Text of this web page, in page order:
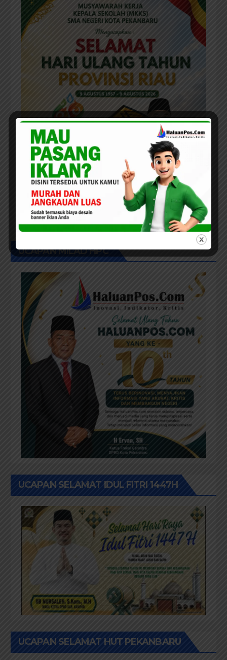
UCAPAN MILAD HPC
UCAPAN SELAMAT IDUL FITRI 1447H
UCAPAN SELAMAT HUT PEKANBARU